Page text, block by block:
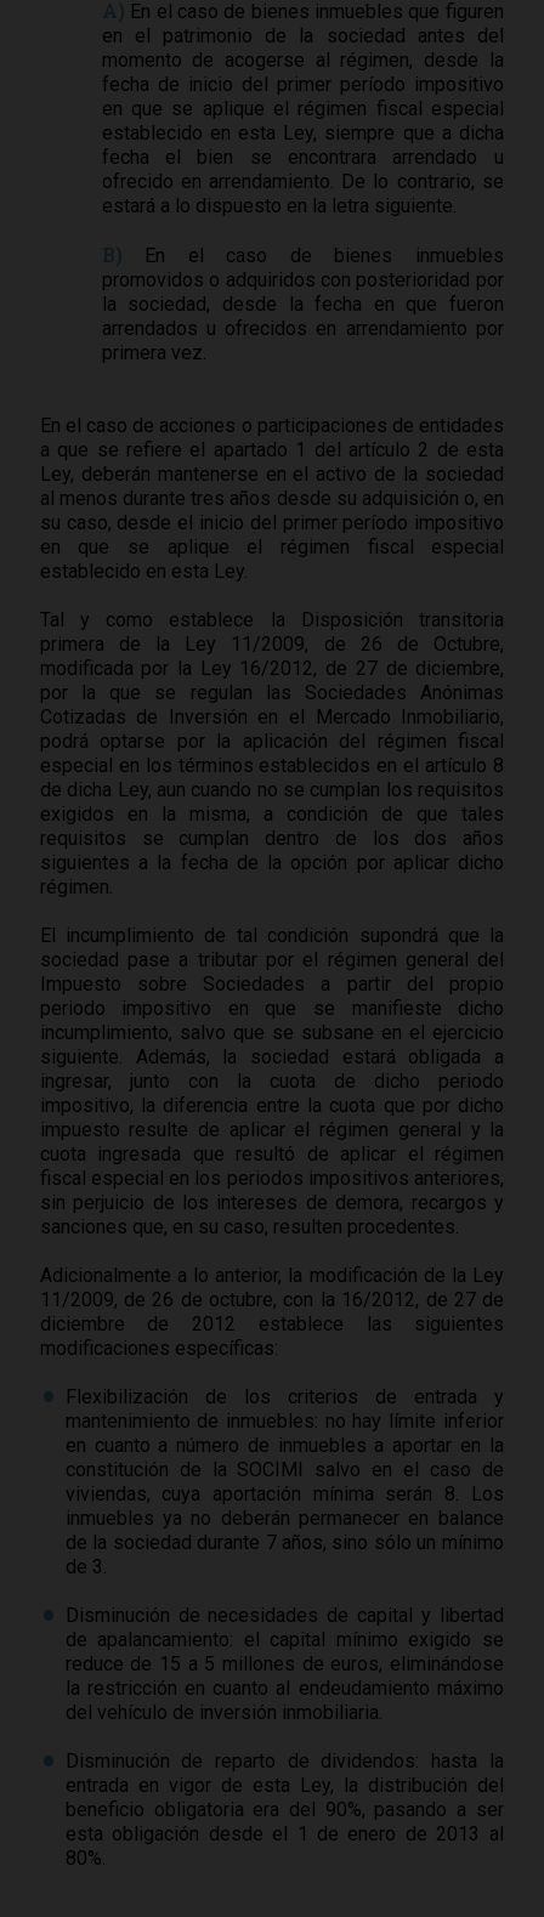
A) En el caso de bienes inmuebles que figuren
en el patrimonio de la sociedad antes del
momento de acogerse al régimen, desde la
fecha de inicio del primer período impositivo
en que se aplique el régimen fiscal especial
establecido en esta Ley, siempre que a dicha
fecha el bien se encontrara arrendado u
ofrecido en arrendamiento. De lo contrario, se
estará a lo dispuesto en la letra siguiente.
B) En el caso de bienes inmuebles
promovidos o adquiridos con posterioridad por
la sociedad, desde la fecha en que fueron
arrendados u ofrecidos en arrendamiento por
primera vez.
En el caso de acciones o participaciones de entidades
a que se refiere el apartado 1 del artículo 2 de esta
Ley, deberán mantenerse en el activo de la sociedad
al menos durante tres años desde su adquisición o, en
su caso, desde el inicio del primer período impositivo
en que se aplique el régimen fiscal especial
establecido en esta Ley.
Tal y como establece la Disposición transitoria
primera de la Ley 11/2009, de 26 de Octubre,
modificada por la Ley 16/2012, de 27 de diciembre,
por la que se regulan las Sociedades Anónimas
Cotizadas de Inversión en el Mercado Inmobiliario,
podrá optarse por la aplicación del régimen fiscal
especial en los términos establecidos en el artículo 8
de dicha Ley, aun cuando no se cumplan los requisitos
exigidos en la misma, a condición de que tales
requisitos se cumplan dentro de los dos años
siguientes a la fecha de la opción por aplicar dicho
régimen.
El incumplimiento de tal condición supondrá que la
sociedad pase a tributar por el régimen general del
Impuesto sobre Sociedades a partir del propio
periodo impositivo en que se manifieste dicho
incumplimiento, salvo que se subsane en el ejercicio
siguiente. Además, la sociedad estará obligada a
ingresar, junto con la cuota de dicho periodo
impositivo, la diferencia entre la cuota que por dicho
impuesto resulte de aplicar el régimen general y la
cuota ingresada que resultó de aplicar el régimen
fiscal especial en los periodos impositivos anteriores,
sin perjuicio de los intereses de demora, recargos y
sanciones que, en su caso, resulten procedentes.
Adicionalmente a lo anterior, la modificación de la Ley
11/2009, de 26 de octubre, con la 16/2012, de 27 de
diciembre de 2012 establece las siguientes
modificaciones específicas:
Flexibilización de los criterios de entrada y
mantenimiento de inmuebles: no hay límite inferior
en cuanto a número de inmuebles a aportar en la
constitución de la SOCIMI salvo en el caso de
viviendas, cuya aportación mínima serán 8. Los
inmuebles ya no deberán permanecer en balance
de la sociedad durante 7 años, sino sólo un mínimo
de 3.
Disminución de necesidades de capital y libertad
de apalancamiento: el capital mínimo exigido se
reduce de 15 a 5 millones de euros, eliminándose
la restricción en cuanto al endeudamiento máximo
del vehículo de inversión inmobiliaria.
Disminución de reparto de dividendos: hasta la
entrada en vigor de esta Ley, la distribución del
beneficio obligatoria era del 90%, pasando a ser
esta obligación desde el 1 de enero de 2013 al
80%.